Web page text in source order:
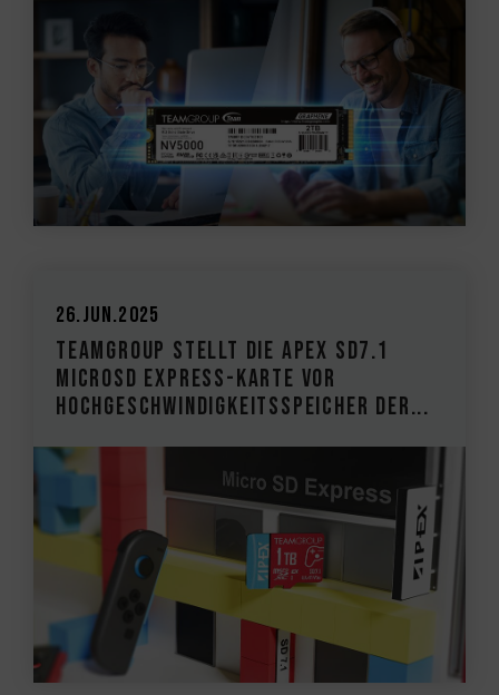
26.Jun.2025
TEAMGROUP stellt die APEX SD7.1
MicroSD Express-Karte vor
Hochgeschwindigkeitsspeicher der...